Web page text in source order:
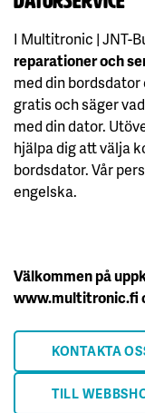
I Multitronic | JNT-
reparationer och
med din
gratis och säger
med din dator.
hjälpa dig att välja
bordsdator. Vår
engelska.
Välkommen på
www.multitronic.fi
KONTAKTA
TILL